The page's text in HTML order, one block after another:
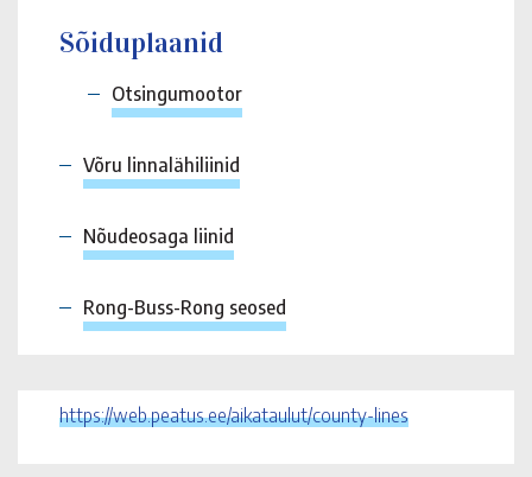
Sõiduplaanid
Otsingumootor
Võru linnalähiliinid
Nõudeosaga liinid
Rong-Buss-Rong seosed
https://web.peatus.ee/aikataulut/county-lines